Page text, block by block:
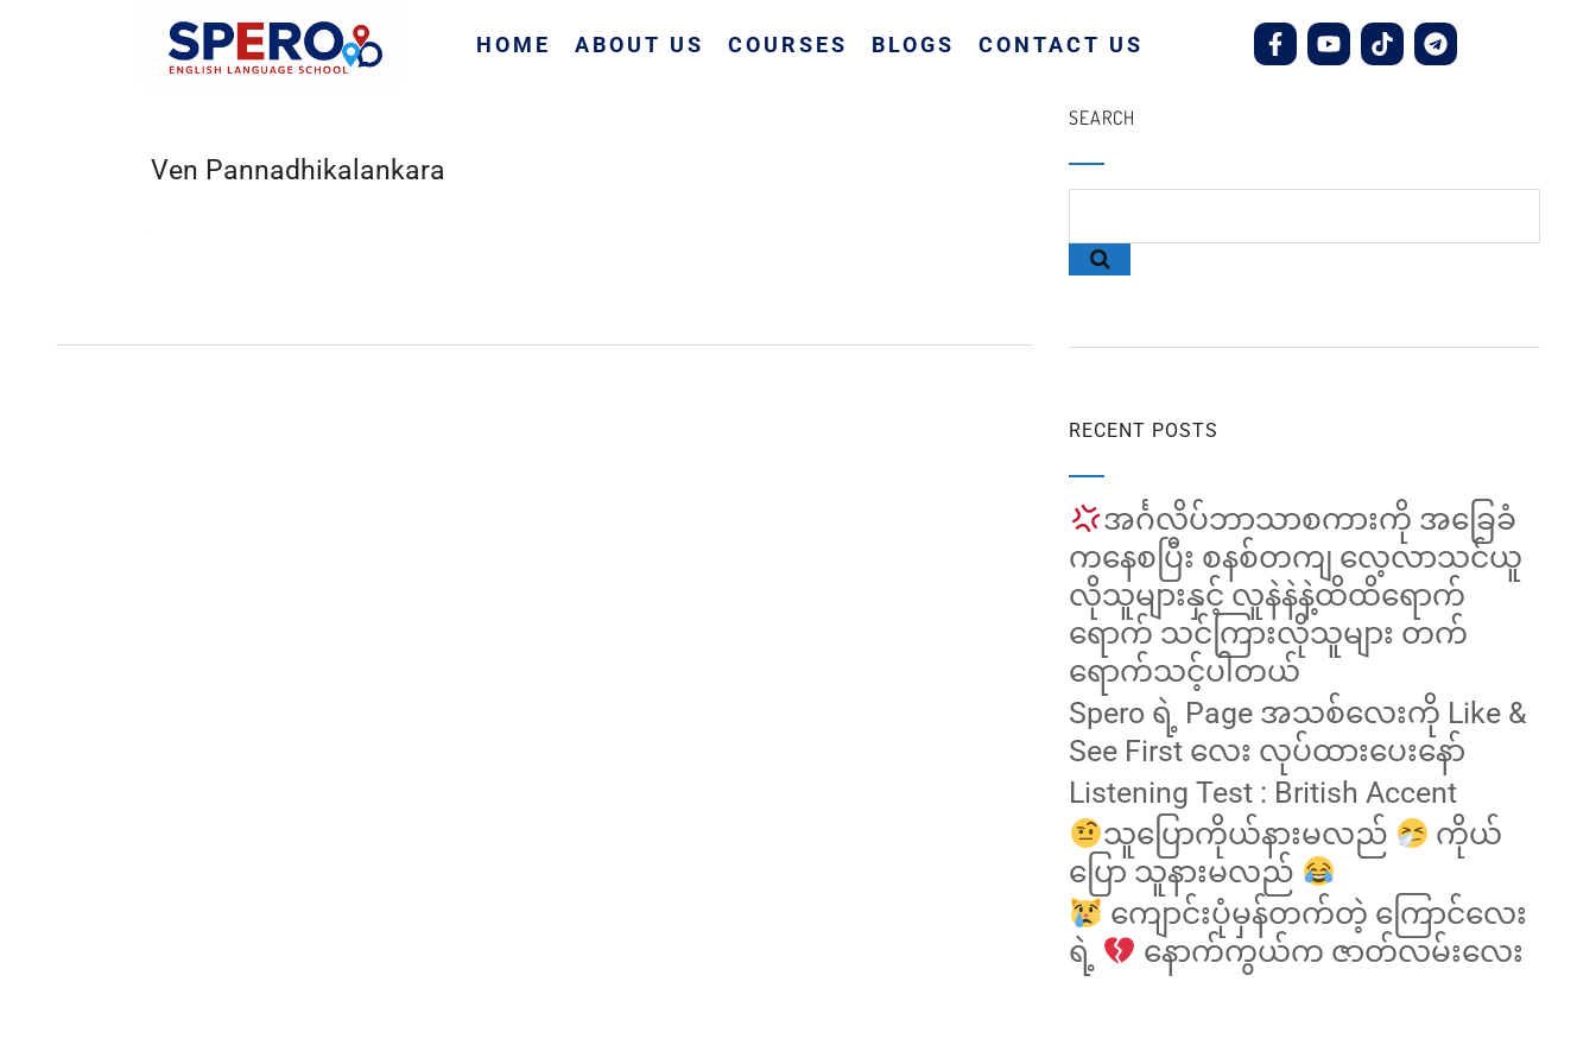
HOME ABOUT US COURSES BLOGS CONTACT US
Ven Pannadhikalankara
SEARCH
RECENT POSTS
အင်္ဂလိပ်ဘာသာစကားကို အခြေခံ
ကနေစပြီး စနစ်တကျ လေ့လာသင်ယူ
လိုသူများနှင့် လူနဲနဲနဲ့ထိထိရောက်
ရောက် သင်ကြားလိုသူများ တက်
ရောက်သင့်ပါတယ်
Spero ရဲ့ Page အသစ်လေးကို Like &
See First လေး လုပ်ထားပေးနော်
Listening Test : British Accent
သူပြောကိုယ်နားမလည်
ကိုယ်
ပြော သူနားမလည်
ကျောင်းပုံမှန်တက်တဲ့ ကြောင်လေး
ရဲ့
နောက်ကွယ်က ဇာတ်လမ်းလေး